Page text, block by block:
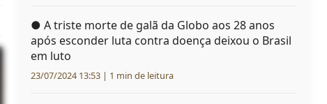
● A triste morte de galã da Globo aos 28 anos
após esconder luta contra doença deixou o Brasil
em luto
23/07/2024 13:53 | 1 min de leitura